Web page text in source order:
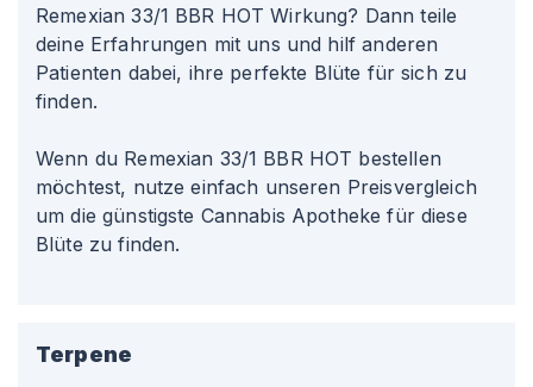
Remexian 33/1 BBR HOT Wirkung? Dann teile
deine Erfahrungen mit uns und hilf anderen
Patienten dabei, ihre perfekte Blüte für sich zu
finden.
Wenn du Remexian 33/1 BBR HOT bestellen
möchtest, nutze einfach unseren Preisvergleich
um die günstigste Cannabis Apotheke für diese
Blüte zu finden.
Terpene